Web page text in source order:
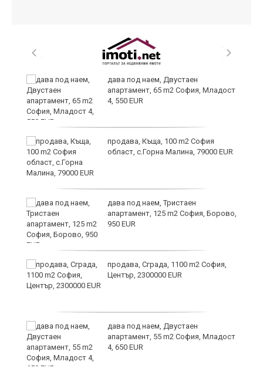
дава под наем, Двустаен
апартамент, 65 m2 София, Младост
4, 550 EUR
продава, Къща, 100 m2 София
област, с.Горна Малина, 79000 EUR
дава под наем, Тристаен
апартамент, 125 m2 София, Борово,
950 EUR
продава, Сграда, 1100 m2 София,
Център, 2300000 EUR
дава под наем, Двустаен
апартамент, 55 m2 София, Младост
4, 650 EUR